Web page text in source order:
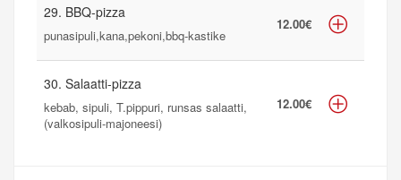
29. BBQ-pizza
punasipuli,kana,pekoni,bbq-kastike
12.00€
30. Salaatti-pizza
kebab, sipuli, T.pippuri, runsas salaatti,
(valkosipuli-majoneesi)
12.00€